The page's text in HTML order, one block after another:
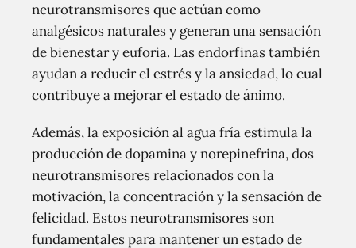
neurotransmisores que actúan como
analgésicos naturales y generan una sensación
de bienestar y euforia. Las endorfinas también
ayudan a reducir el estrés y la ansiedad, lo cual
contribuye a mejorar el estado de ánimo.
Además, la exposición al agua fría estimula la
producción de dopamina y norepinefrina, dos
neurotransmisores relacionados con la
motivación, la concentración y la sensación de
felicidad. Estos neurotransmisores son
fundamentales para mantener un estado de